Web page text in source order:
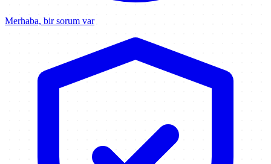
Merhaba, bir sorum var